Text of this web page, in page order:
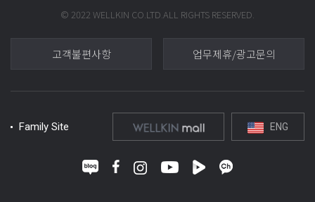
© 2022 WELLKIN CO.LTD.ALL RIGHTS RESERVED.
고객불편사항 업무제휴/광고문의
Family Site ENG